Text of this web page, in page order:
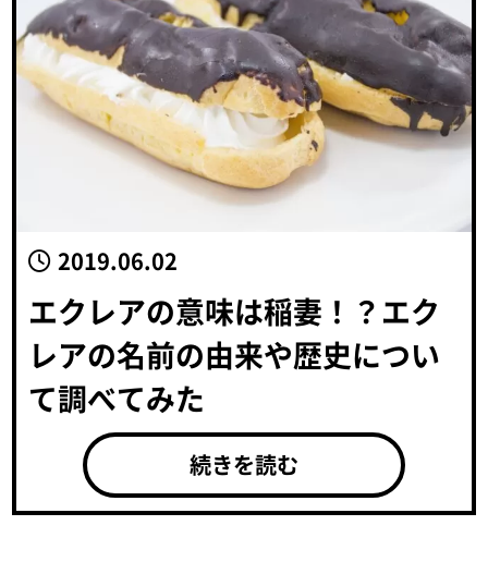
2019.06.02
エクレアの意味は稲妻！？エク
レアの名前の由来や歴史につい
て調べてみた
続きを読む